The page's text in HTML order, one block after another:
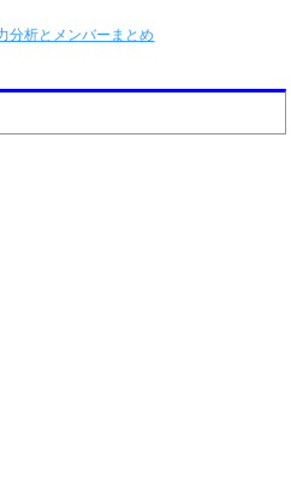
分析とメンバーまとめ